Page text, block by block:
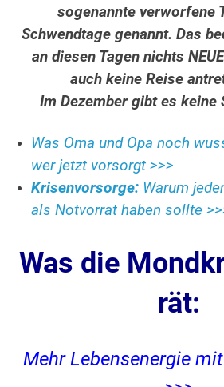
sogenannte verworfene
Schwendtage genannt. Das
an diesen Tagen nichts
auch keine Reise
Im Dezember gibt es keine
Was Oma und Opa noch
wer jetzt vorsorgt >>>
Krisenvorsorge: Warum
als Notvorrat haben sollte
Was die
rät:
Mehr Lebensenergie